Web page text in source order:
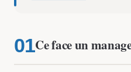
Ce face un